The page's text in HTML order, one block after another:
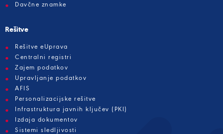
Davčne znamke
Rešitve
Rešitve eUprava
Centralni registri
Zajem podatkov
Upravljanje podatkov
AFIS
Personalizacijske rešitve
Infrastruktura javnih ključev (PKI)
Izdaja dokumentov
Sistemi sledljivosti